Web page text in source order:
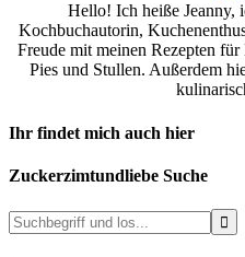
Hello! Ich heiße Jeanny,
Kochbuchautorin,
Freude mit meinen Rezepten
Pies und Stullen. Außerdem
Ihr findet mich auch hier
Zuckerzimtundliebe Suche